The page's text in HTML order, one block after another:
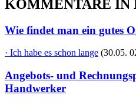
KOMMENTARE IN
Wie findet man ein gutes
· Ich habe es schon lange (30.05.
Angebots- und
Handwerker